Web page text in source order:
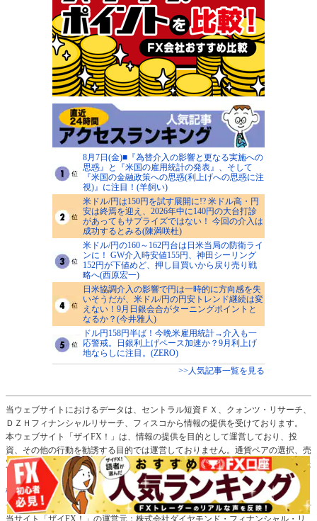
8月7日(金)■『為替介入の影響と更なる実施への
思惑』と『米国の雇用統計の発表』、そして
『米国の金融政策への思惑(利上げへの思惑に注
視)』に注目！(羊飼い)
米ドル/円は150円を試す展開に!? 米ドル高・円
安は終焉を迎え、2026年中に140円の大台打診
があってもサプライズではない！ 今回の介入は
成功するとみる(陳満咲杜)
米ドル/円の160～162円台は日米当局の防衛ライ
ンに！ GW介入時安値155円、神田シーリング
152円が下値めど、押し目買いから戻り売り戦
略へ(西原宏一)
日米協調介入の影響で円は一時的に方向感を失
いそうだが、米ドル/円の円安トレンド継続は変
えない！9月日銀会合がターニングポイントと
なるか？(今井雅人)
ドル円158円半ば！今晩米雇用統計→介入も一
応警戒。日銀利上げペース加速か？9月利上げ
地ならしに注目。(ZERO)
>>人気記事一覧を見る
当ウェブサイトにおけるデータは、セントラル短資ＦＸ、クォンツ・リサーチ、
ＤＺＨフィナンシャルリサーチ、フィスコから情報の提供を受けております。
本ウェブサイト「ザイFX！」は、情報の提供を目的として運営しており、投
資、その他の行動を勧誘する目的では運営しておりません。通貨ペアの選択、売
買レートなど投資の最終決定は、お客様ご自身の判断でなさるようにお願いいた
します。さらに詳しいことは「免責事項」、「プライバシー・ポリシー、著作
権」のページをご確認ください。
当サイト「ザイFX！」の運営元：株式会社ダイヤモンド・フィナンシャル・リ